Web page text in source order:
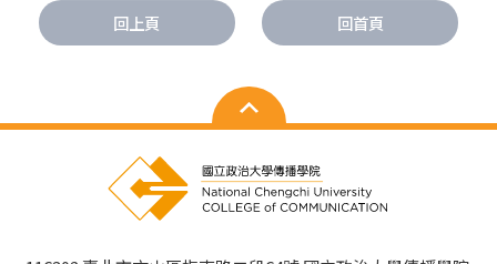
回上頁 回首頁